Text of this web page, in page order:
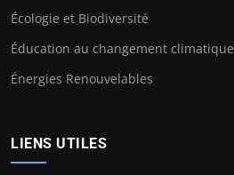
Écologie et Biodiversité
Éducation au changement climatique
Énergies Renouvelables
LIENS UTILES